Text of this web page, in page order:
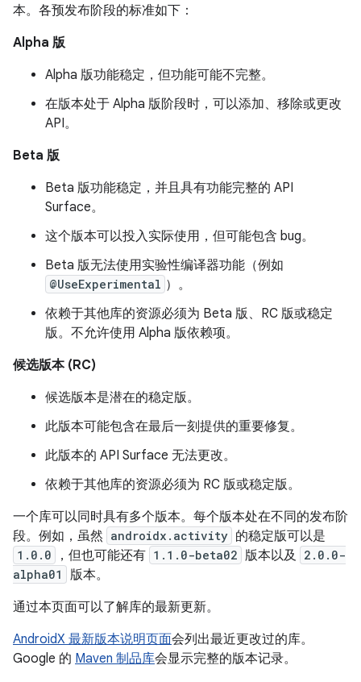
本。各预发布阶段的标准如下：
Alpha 版
Alpha 版功能稳定，但功能可能不完整。
在版本处于 Alpha 版阶段时，可以添加、移除或更改
API。
Beta 版
Beta 版功能稳定，并且具有功能完整的 API
Surface。
这个版本可以投入实际使用，但可能包含 bug。
Beta 版无法使用实验性编译器功能（例如
@UseExperimental ）。
依赖于其他库的资源必须为 Beta 版、RC 版或稳定
版。不允许使用 Alpha 版依赖项。
候选版本 (RC)
候选版本是潜在的稳定版。
此版本可能包含在最后一刻提供的重要修复。
此版本的 API Surface 无法更改。
依赖于其他库的资源必须为 RC 版或稳定版。
一个库可以同时具有多个版本。每个版本处在不同的发布阶
段。例如，虽然 androidx.activity 的稳定版可以是
1.0.0 ，但也可能还有 1.1.0-beta02 版本以及 2.0.0-
alpha01
版本。
通过本页面可以了解库的最新更新。
AndroidX 最新版本说明页面会列出最近更改过的库。
Google 的 Maven 制品库会显示完整的版本记录。